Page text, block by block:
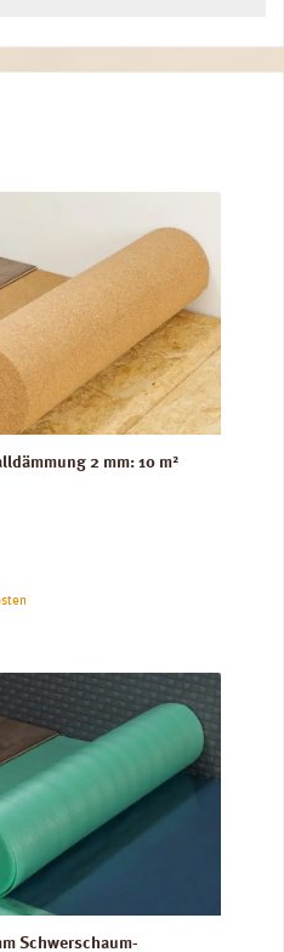
2 mm: 10 m²
Schwerschaum-